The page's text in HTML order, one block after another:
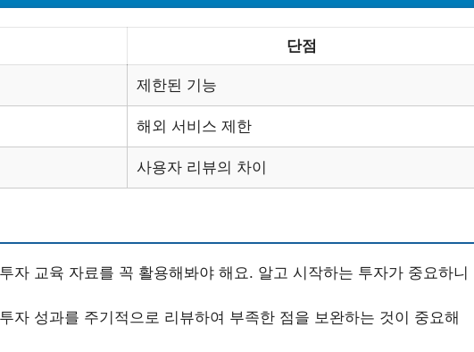
단점
제한된 기능
해외 서비스 제한
사용자 리뷰의 차이
자 교육 자료를 꼭 활용해봐야 해요. 알고 시작하는 투자가 중요하니
자 성과를 주기적으로 리뷰하여 부족한 점을 보완하는 것이 중요해